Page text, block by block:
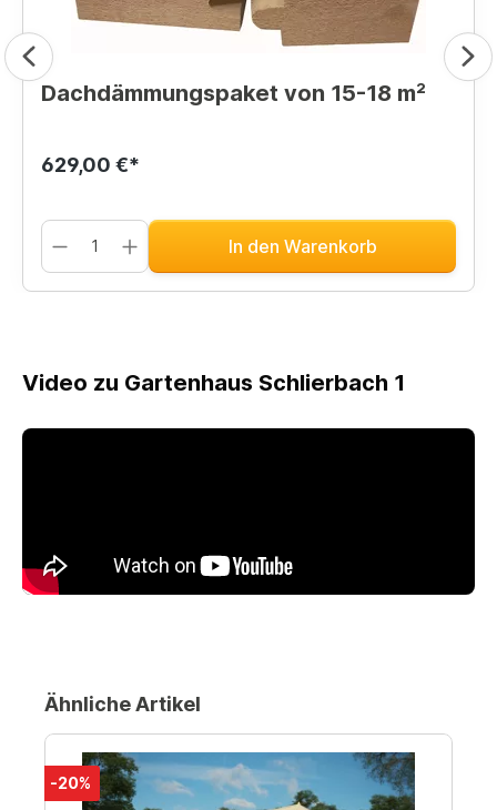
Dachdämmungspaket von 15-18 m²
629,00 €*
In den Warenkorb
Video zu Gartenhaus Schlierbach 1
Ähnliche Artikel
-20%